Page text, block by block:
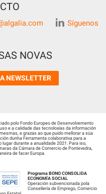
Síguenos
NOVAS
NEWSLETTER
polo Fondo Europeo de Desenvolvemento
e a calidade das tecnoloxías da información
e grazas ao que puido mellorar a súa
dunha Ferramenta colaborativa para a
durante a anualidade 2021. Para iso,
da Cámara de Comercio de Pontevedra,
de facer Europa.
Programa BONO CONSOLIDA
ECONOMÍA SOCIAL
Operación subvencionada pola
Consellería de Emprego, Comercio